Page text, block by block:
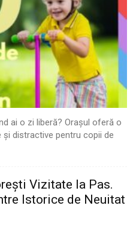
ai o zi liberă? Orașul oferă o
distractive pentru copii de
Vizitate la Pas.
Istorice de Neuitat